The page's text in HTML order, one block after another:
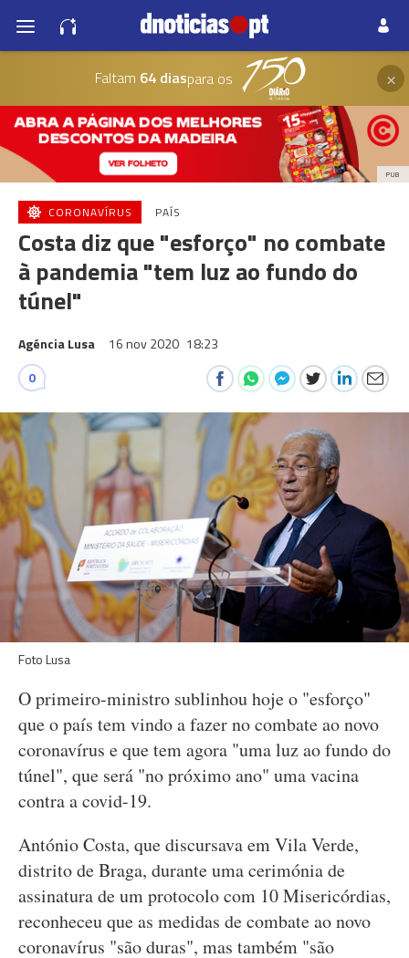
Faltam 64 diaspara os ×
PUB
CORONAVÍRUS PAÍS
Costa diz que "esforço" no combate
à pandemia "tem luz ao fundo do
túnel"
Agéncia Lusa 16 nov 2020 18:23
0
Foto Lusa
O primeiro-ministro sublinhou hoje o "esforço"
que o país tem vindo a fazer no combate ao novo
coronavírus e que tem agora "uma luz ao fundo do
túnel", que será "no próximo ano" uma vacina
contra a covid-19.
António Costa, que discursava em Vila Verde,
distrito de Braga, durante uma cerimónia de
assinatura de um protocolo com 10 Misericórdias,
reconheceu que as medidas de combate ao novo
coronavírus "são duras", mas também "são